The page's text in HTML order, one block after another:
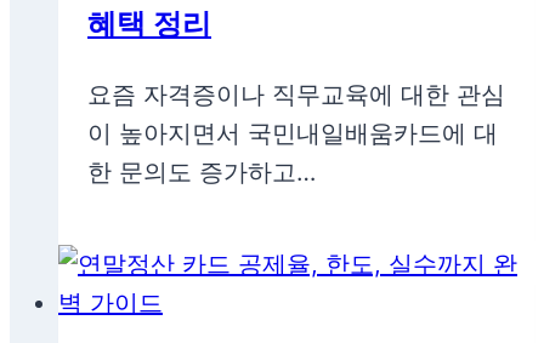
혜택 정리
요즘 자격증이나 직무교육에 대한 관심
이 높아지면서 국민내일배움카드에 대
한 문의도 증가하고…